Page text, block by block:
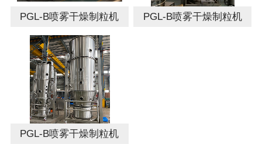
PGL-B喷雾干燥制粒机 PGL-B喷雾干燥制粒机
PGL-B喷雾干燥制粒机